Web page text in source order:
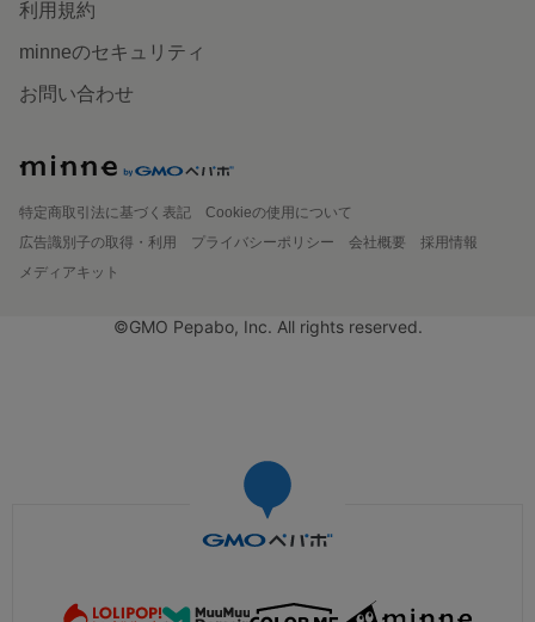
利用規約
minneのセキュリティ
お問い合わせ
特定商取引法に基づく表記
Cookieの使用について
広告識別子の取得・利用
プライバシーポリシー 会社概要
採用情報
メディアキット
©GMO Pepabo, Inc. All rights reserved.